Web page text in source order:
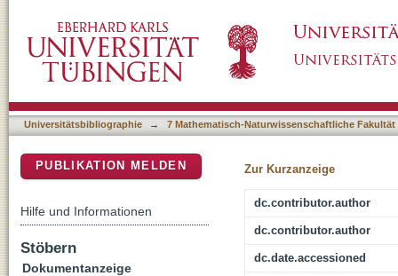
Universitätsbibliographie → 7 Mathematisch-Naturwissenschaftliche Fakultät
Zur Kurzanzeige
dc.contributor.author
dc.contributor.author
dc.date.accessioned
PUBLIKATION MELDEN
Hilfe und Informationen
Stöbern
Dokumentanzeige